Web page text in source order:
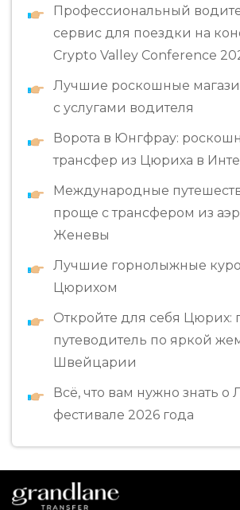
Профессиональный
сервис для поездки на
Crypto Valley Conference
Лучшие роскошные
с услугами водителя
Ворота в Юнгфрау:
трансфер из Цюриха в
Международные
проще с трансфером из
Женевы
Лучшие горнолыжные
Цюрихом
Откройте для себя Цюрих:
путеводитель по яркой
Швейцарии
Всё, что вам нужно знать
фестивале 2026 года